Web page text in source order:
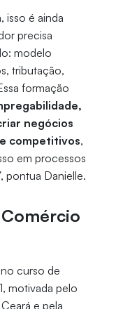
isso é ainda
precisa
modelo
tributação,
formação
negócios
competitivos,
em processos
pontua Danielle.
curso de
motivada pelo
e pela